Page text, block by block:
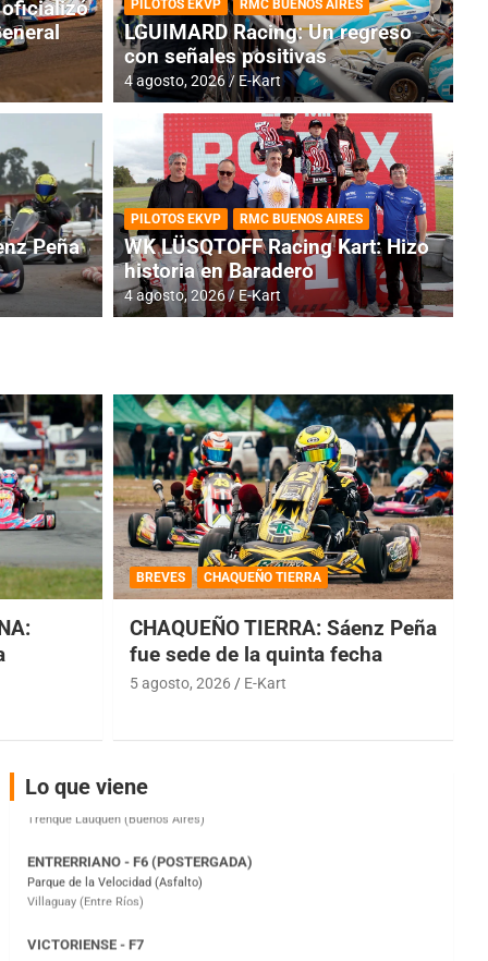
RMC BUENOS AIRES
Cerró una jornada
oficializó
Peña
PILOTOS EKVP RMC BUENOS AIRES
LGUIMARD Racing: Un regreso
con señales positivas
4 agosto, 2026 E-Kart
PILOTOS EKVP RMC BUENOS AIRES
WK LÜSQTOFF Racing Kart: Hizo
historia en Baradero
4 agosto, 2026 E-Kart
BREVES CHAQUEÑO TIERRA
CHAQUEÑO TIERRA: Sáenz Peña
fue sede de la quinta fecha
5 agosto, 2026 E-Kart
Lo que viene
COBERTURA ESPECIAL DE E-KART.COM.AR
08/09-AGO
Ramiro Tot (Asfalto)
Baradero (Buenos Aires)
Parque de la Velocidad (Asfalto)
VICTORIENSE - F7
El Cerro (Tierra)
Victoria (Entre Ríos)
PATAGONICO - F6